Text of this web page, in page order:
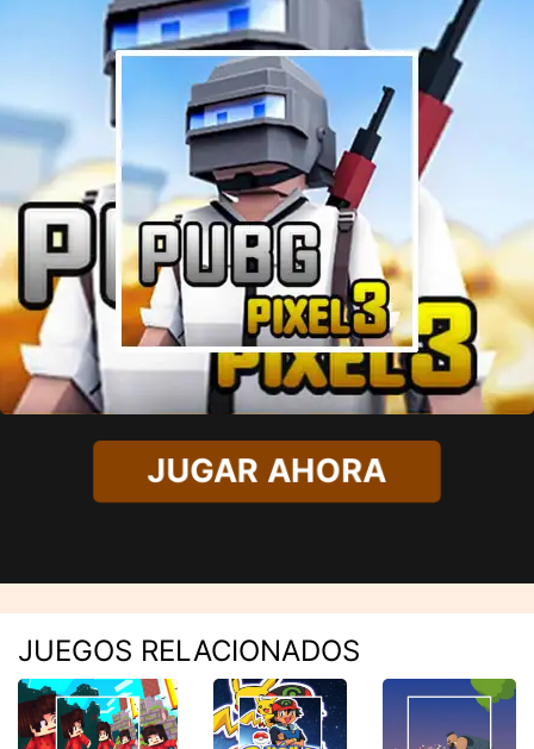
JUGAR AHORA
JUEGOS RELACIONADOS